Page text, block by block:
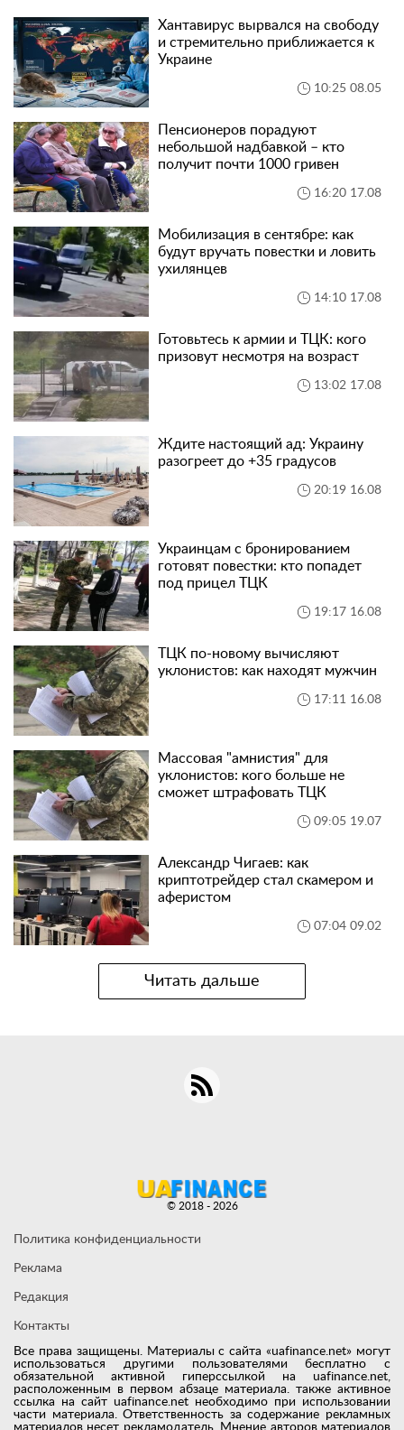
Хантавирус вырвался на свободу
и стремительно приближается к
Украине
10:25 08.05
Пенсионеров порадуют
небольшой надбавкой – кто
получит почти 1000 гривен
16:20 17.08
Мобилизация в сентябре: как
будут вручать повестки и ловить
ухилянцев
14:10 17.08
Готовьтесь к армии и ТЦК: кого
призовут несмотря на возраст
13:02 17.08
Ждите настоящий ад: Украину
разогреет до +35 градусов
20:19 16.08
Украинцам с бронированием
готовят повестки: кто попадет
под прицел ТЦК
19:17 16.08
ТЦК по-новому вычисляют
уклонистов: как находят мужчин
17:11 16.08
Массовая "амнистия" для
уклонистов: кого больше не
сможет штрафовать ТЦК
09:05 19.07
Александр Чигаев: как
криптотрейдер стал скамером и
аферистом
07:04 09.02
Читать дальше
Все права защищены. Материалы с сайта «uafinance.net» могут
использоваться другими пользователями бесплатно с
обязательной активной гиперссылкой на uafinance.net,
расположенным в первом абзаце материала. также активное
ссылка на сайт uafinance.net необходимо при использовании
части материала. Ответственность за содержание рекламных
Политика конфиденциальности
Реклама
Редакция
Контакты
© 2018 - 2026